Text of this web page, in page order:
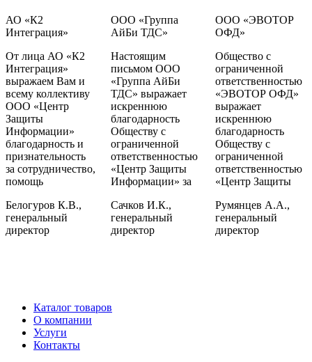
АО «К2
Интеграция»
От лица АО «К2
Интеграция»
выражаем Вам и
всему коллективу
ООО «Центр
Защиты
Информации»
благодарность и
признательность
за сотрудничество,
помощь
Белогуров К.В.,
генеральный
директор
ООО «Группа
АйБи ТДС»
Настоящим
письмом ООО
«Группа АйБи
ТДС» выражает
искреннюю
благодарность
Обществу с
ограниченной
ответственностью
«Центр Защиты
Информации» за
Сачков И.К.,
генеральный
директор
ООО «ЭВОТОР
ОФД»
Общество с
ограниченной
ответственностью
«ЭВОТОР ОФД»
выражает
искреннюю
благодарность
Обществу с
ограниченной
ответственностью
«Центр Защиты
Румянцев А.А.,
генеральный
директор
Каталог товаров
О компании
Услуги
Контакты